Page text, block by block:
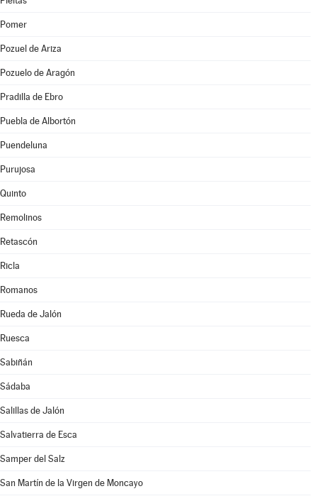
Pomer
Pozuel de Ariza
Pozuelo de Aragón
Pradilla de Ebro
Puebla de Albortón
Puendeluna
Purujosa
Quinto
Remolinos
Retascón
Ricla
Romanos
Rueda de Jalón
Ruesca
Sabiñán
Sádaba
Salillas de Jalón
Salvatierra de Esca
Samper del Salz
San Martín de la Virgen de Moncayo